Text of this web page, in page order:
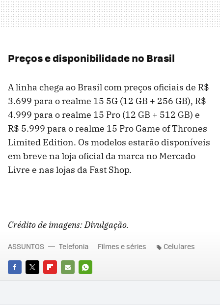
Preços e disponibilidade no Brasil
A linha chega ao Brasil com preços oficiais de R$
3.699 para o realme 15 5G (12 GB + 256 GB), R$
4.999 para o realme 15 Pro (12 GB + 512 GB) e
R$ 5.999 para o realme 15 Pro Game of Thrones
Limited Edition. Os modelos estarão disponíveis
em breve na loja oficial da marca no Mercado
Livre e nas lojas da Fast Shop.
Crédito de imagens: Divulgação.
FACEBOOK
TWITTERFLIPBOARD
E-
WHATSAPP
ASSUNTOS Telefonia Filmes e séries Celulares